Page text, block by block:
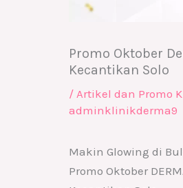
Promo Oktober
Kecantikan Solo
/ Artikel dan Promo
adminklinikderma9
Makin Glowing di
Promo Oktober